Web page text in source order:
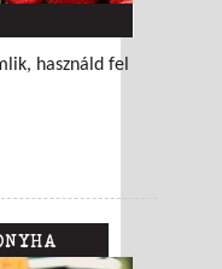
használd fel